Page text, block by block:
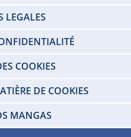
LEGALES
COOKIES
DE COOKIES
MANGAS